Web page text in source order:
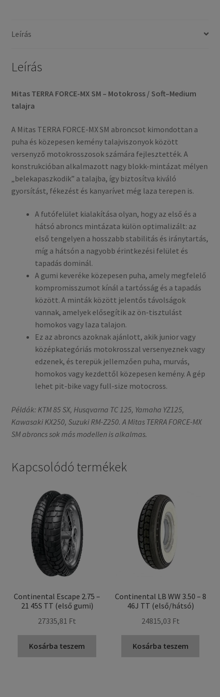
TT
gumi)
mennyiség
Leírás
Leírás
Mitas TERRA FORCE-MX SM – Motokross / Soft–Medium
talajra
A Mitas TERRA FORCE-MX SM abroncsot kimondottan a
puha és közepesen kemény talajviszonyok között
versenyző motokrosszosok számára fejlesztették. A
konstrukcióban alkalmazott nagy blokk-mintázat mélyen
„belekapaszkodik” a talajba, így biztosítva kiváló
gyorsítást, fékezést és kanyarívet még laza terepen is.
A futófelület kialakítása olyan, hogy az első és a
hátsó abroncs mintázata külön optimalizált: az
első tengelyen a hosszabb stabilitás és iránytartás,
míg a hátsón a nagyobb érintkezési felület és
tapadás dominál.
A gumi keveréke közepesen puha, amely megfelelő
kompromisszumot kínál a tartósság és a tapadás
között. A minták között jelentős távolságok
vannak, amelyek elősegítik az ön-tisztulást
homokos vagy laza talajon.
Ez az abroncs azoknak ajánlott, akik junior vagy
középkategóriás motokrosszal versenyeznek vagy
edzenek, és terepük jellemzően puha, murvás,
homokos vagy kezdettől közepesen kemény. A gép
lehet pit-bike vagy full-size motocross.
Példák: KTM 85 SX, Husqvarna TC 125, Yamaha YZ125,
Kawasaki KX250, Suzuki RM-Z250. A Mitas TERRA FORCE-MX
SM abroncs sok más modellen is alkalmas.
Kapcsolódó termékek
Continental Escape 2.75 –
21 45S TT (első gumi)
27335,81 Ft
Kosárba teszem
Continental LB WW 3.50 – 8
46J TT (első/hátsó)
24815,03 Ft
Kosárba teszem